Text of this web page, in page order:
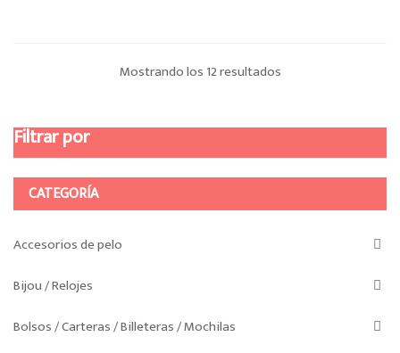
Mostrando los 12 resultadosOrdenado
últimos
Filtrar por
CATEGORÍA
Accesorios de pelo
Bijou / Relojes
Bolsos / Carteras / Billeteras / Mochilas